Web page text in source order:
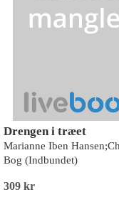
Drengen i træet
Bog (Indbundet)
309 kr